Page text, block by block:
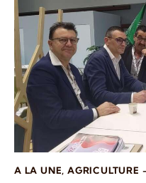
A LA UNE,AGRICULTURE